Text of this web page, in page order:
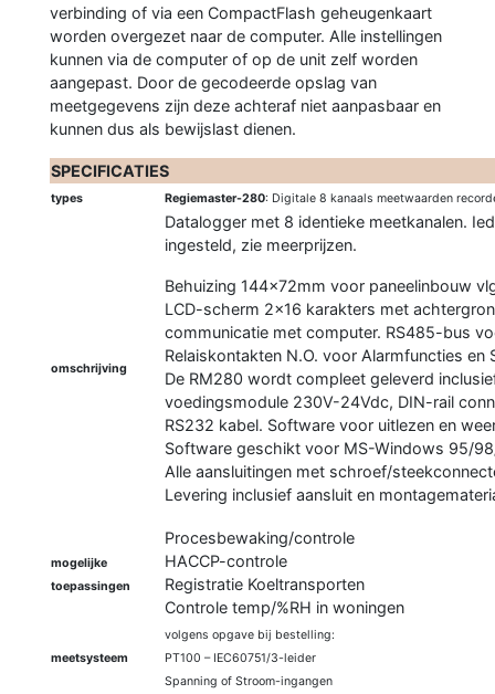
verbinding of via een CompactFlash geheugenkaart
worden overgezet naar de computer. Alle instellingen
kunnen via de computer of op de unit zelf worden
aangepast. Door de gecodeerde opslag van
meetgegevens zijn deze achteraf niet aanpasbaar en
kunnen dus als bewijslast dienen.
SPECIFICATIES
types Regiemaster-280: Digitale 8 kanaals meetwaarden
omschrijving
Datalogger met 8 identieke meetkanalen.
ingesteld, zie meerprijzen.
Behuizing 144x72mm voor paneelinbouw
LCD-scherm 2×16 karakters met
communicatie met computer. RS485-bus
Relaiskontakten N.O. voor Alarmfuncties en
De RM280 wordt compleet geleverd
voedingsmodule 230V-24Vdc, DIN-rail
RS232 kabel. Software voor uitlezen en
Software geschikt voor MS-Windows 95/
Alle aansluitingen met schroef/
Levering inclusief aansluit en
mogelijke
toepassingen
Procesbewaking/controle
HACCP-controle
Registratie Koeltransporten
Controle temp/%RH in woningen
meetsysteem
volgens opgave bij bestelling:
PT100 – IEC60751/3-leider
Spanning of Stroom-ingangen